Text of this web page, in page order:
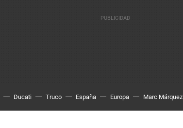
Ducati Truco España Europa Marc Márquez